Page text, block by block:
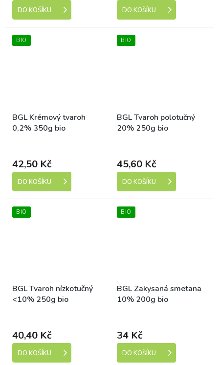
DO KOŠÍKU DO KOŠÍKU
BIO
BGL Krémový tvaroh
0,2% 350g bio
42,50 Kč
DO KOŠÍKU
BIO
BGL Tvaroh polotučný
20% 250g bio
45,60 Kč
DO KOŠÍKU
BIO
BGL Tvaroh nízkotučný
<10% 250g bio
40,40 Kč
DO KOŠÍKU
BIO
BGL Zakysaná smetana
10% 200g bio
34 Kč
DO KOŠÍKU